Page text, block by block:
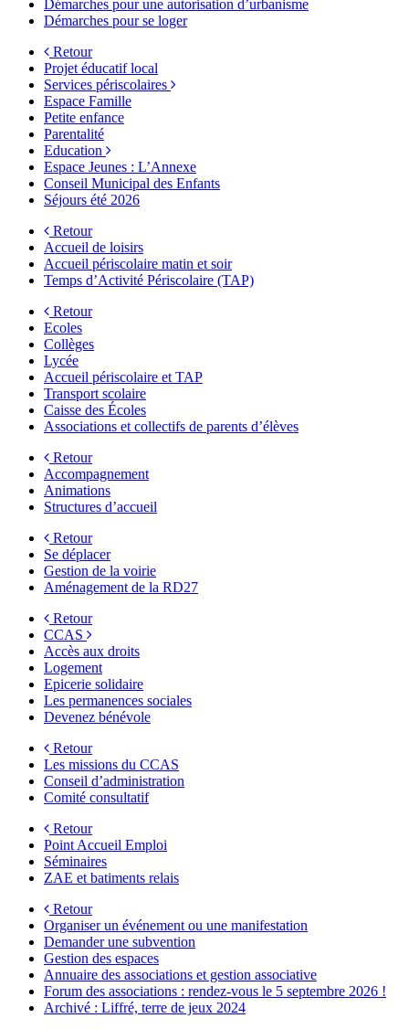
Démarches pour une autorisation d’urbanisme
Démarches pour se loger
Retour
Projet éducatif local
Services périscolaires
Espace Famille
Petite enfance
Parentalité
Education
Espace Jeunes : L’Annexe
Conseil Municipal des Enfants
Séjours été 2026
Retour
Accueil de loisirs
Accueil périscolaire matin et soir
Temps d’Activité Périscolaire (TAP)
Retour
Ecoles
Collèges
Lycée
Accueil périscolaire et TAP
Transport scolaire
Caisse des Écoles
Associations et collectifs de parents d’élèves
Retour
Accompagnement
Animations
Structures d’accueil
Retour
Se déplacer
Gestion de la voirie
Aménagement de la RD27
Retour
CCAS
Accès aux droits
Logement
Epicerie solidaire
Les permanences sociales
Devenez bénévole
Retour
Les missions du CCAS
Conseil d’administration
Comité consultatif
Retour
Point Accueil Emploi
Séminaires
ZAE et batiments relais
Retour
Organiser un événement ou une manifestation
Demander une subvention
Gestion des espaces
Annuaire des associations et gestion associative
Forum des associations : rendez-vous le 5 septembre 2026 !
Archivé : Liffré, terre de jeux 2024